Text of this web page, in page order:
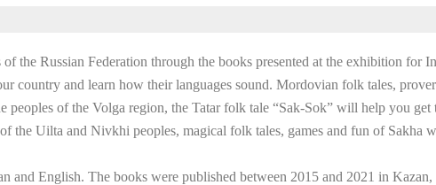
the Russian Federation through the books presented at the exhibition for
country and learn how their languages sound. Mordovian folk tales,
peoples of the Volga region, the Tatar folk tale “Sak-Sok” will help you
the Uilta and Nivkhi peoples, magical folk tales, games and fun of Sakha
and English. The books were published between 2015 and 2021 in